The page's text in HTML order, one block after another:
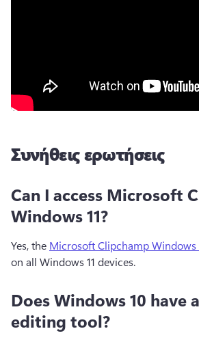
Συνήθεις ερωτήσεις
Can I access Microsoft
Windows 11?
Yes, the Microsoft Clipchamp Windows
on all Windows 11 devices.
Does Windows 10 have
editing tool?